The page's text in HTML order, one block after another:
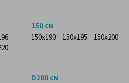
150 см
150x190 150x195 150x200
D200 см